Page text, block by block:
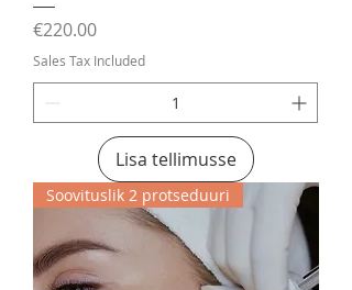
Price
€220.00
Sales Tax Included
Lisa tellimusse
Soovituslik 2 protseduuri